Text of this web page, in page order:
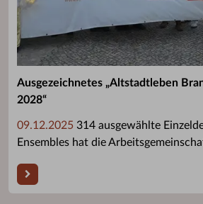
Ausgezeichnetes „Altstadtleben
2028“
09.12.2025 314 ausgewählte
Ensembles hat die